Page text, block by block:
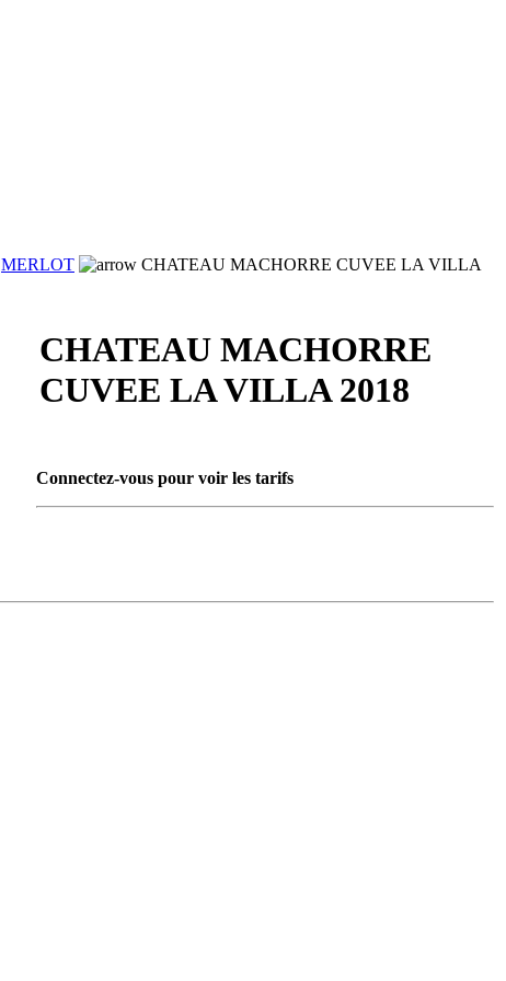
MERLOT
CHATEAU MACHORRE CUVEE LA VILLA
CHATEAU MACHORRE
CUVEE LA VILLA 2018
Connectez-vous pour voir les tarifs